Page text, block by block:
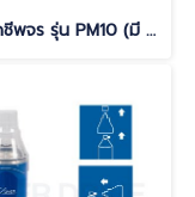
เครื่องวัดชีพจร รุ่น PM10 (มี Bluetooth)